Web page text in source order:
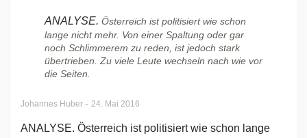
ANALYSE. Österreich ist politisiert wie schon
lange nicht mehr. Von einer Spaltung oder gar
noch Schlimmerem zu reden, ist jedoch stark
übertrieben. Zu viele Leute wechseln nach wie vor
die Seiten.
Johannes Huber - 24. Mai 2016
ANALYSE. Österreich ist politisiert wie schon lange